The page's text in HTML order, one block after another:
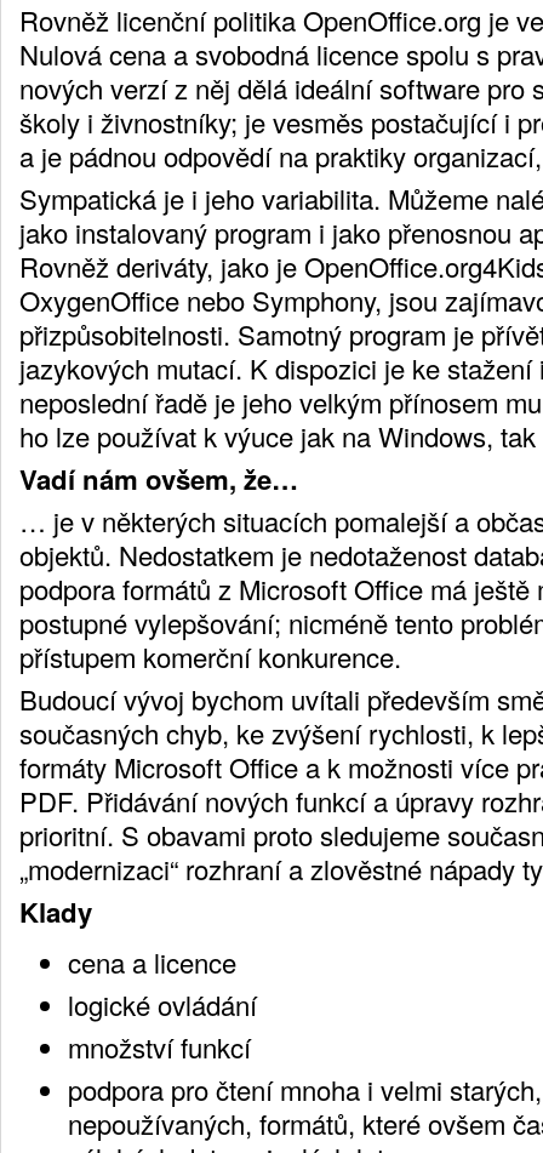
Rovněž licenční politika OpenOffice.org je
Nulová cena a svobodná licence spolu s
nových verzí z něj dělá ideální software pro
školy i živnostníky; je vesměs postačující i
a je pádnou odpovědí na praktiky
Sympatická je i jeho variabilita. Můžeme
jako instalovaný program i jako přenosnou
Rovněž deriváty, jako je
OxygenOffice nebo Symphony, jsou
přizpůsobitelnosti. Samotný program je
jazykových mutací. K dispozici je ke stažení
neposlední řadě je jeho velkým přínosem
ho lze používat k výuce jak na Windows,
Vadí nám ovšem, že…
… je v některých situacích pomalejší a
objektů. Nedostatkem je nedotaženost
podpora formátů z Microsoft Office má ještě
postupné vylepšování; nicméně tento
přístupem komerční konkurence.
Budoucí vývoj bychom uvítali především
současných chyb, ke zvýšení rychlosti, k
formáty Microsoft Office a k možnosti více
PDF. Přidávání nových funkcí a úpravy
prioritní. S obavami proto sledujeme
„modernizaci“ rozhraní a zlověstné nápady
Klady
cena a licence
logické ovládání
množství funkcí
podpora pro čtení mnoha i velmi
nepoužívaných, formátů, které ovšem